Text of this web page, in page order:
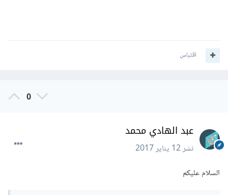
اقتباس
0
عبد الهادي محمد
نشر12 يناير 2017
السلام عليكم